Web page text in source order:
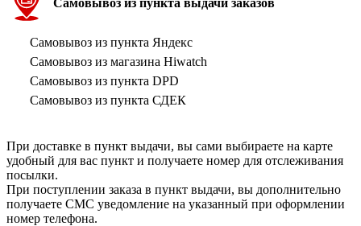
Самовывоз из пункта Яндекс
Самовывоз из магазина Hiwatch
Самовывоз из пункта DPD
Самовывоз из пункта СДЕК
При доставке в пункт выдачи, вы сами выбираете на карте
удобный для вас пункт и получаете номер для отслеживания
посылки.
При поступлении заказа в пункт выдачи, вы дополнительно
получаете СМС уведомление на указанный при оформлении
номер телефона.